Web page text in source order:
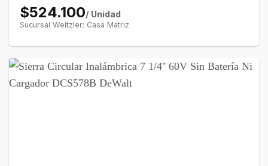
$524.100/ Unidad
Sucursal Weitzler: Casa Matriz